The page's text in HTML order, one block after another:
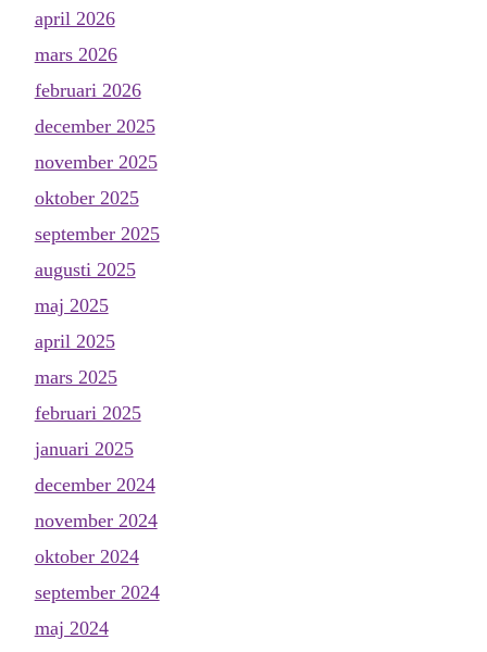
april 2026
mars 2026
februari 2026
december 2025
november 2025
oktober 2025
september 2025
augusti 2025
maj 2025
april 2025
mars 2025
februari 2025
januari 2025
december 2024
november 2024
oktober 2024
september 2024
maj 2024